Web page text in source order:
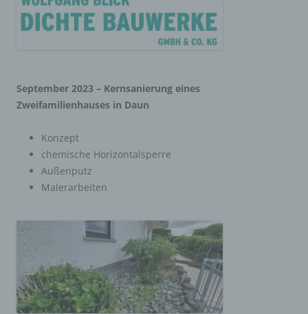
September 2023 – Kernsanierung eines
Zweifamilienhauses in Daun
Konzept
chemische Horizontalsperre
Außenputz
Malerarbeiten